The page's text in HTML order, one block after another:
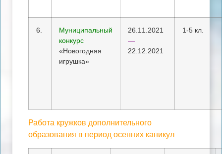
6.
Муниципальный
конкурс
«Новогодняя
игрушка»
26.11.2021
—
22.12.2021
1-5 кл.
Работа кружков дополнительного
образования в период осенних каникул